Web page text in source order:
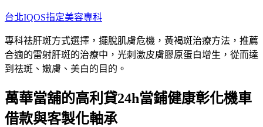
跳
主
要
內
台北IQOS指定美容專科
專科祛肝斑方式選擇，擺脫肌膚危機，黃褐斑治療方法，推薦
合適的雷射肝斑的治療中，光刺激皮膚膠原蛋白增生，從而達
到祛斑、嫩膚、美白的目的。
萬華當舖的高利貸24h當鋪健康彰化機車
借款與客製化軸承